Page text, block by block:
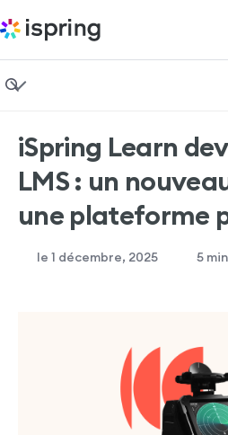
Produits
Tarifs
À propos de nous
Conception pédagogique
Formation en entreprise
Démo gratuite d’iSpring Suite
iSpring Learn
LMS : un
une plateforme
le 1 décembre, 2025 5